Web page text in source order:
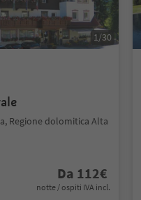
1/30
Regione dolomitica Alta
Da 112€
notte / ospiti IVA incl.